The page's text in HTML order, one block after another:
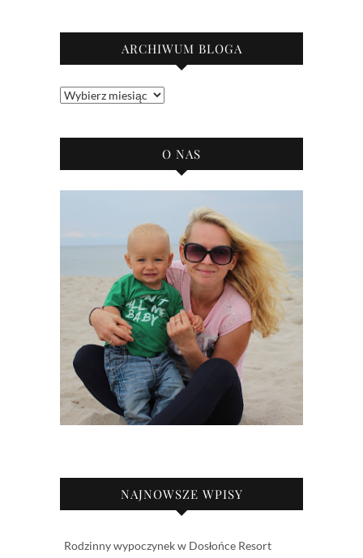
ARCHIWUM BLOGA
Archiwum
O NAS
NAJNOWSZE WPISY
Rodzinny wypoczynek w Dosłońce Resort